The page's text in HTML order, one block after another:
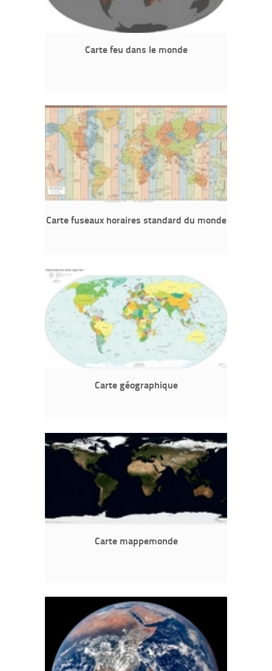
Carte feu dans le monde
Carte fuseaux horaires standard du monde
Carte géographique
Carte mappemonde